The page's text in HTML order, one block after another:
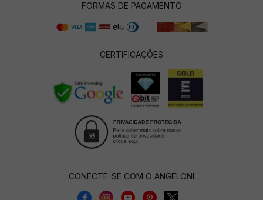
FORMAS DE PAGAMENTO
CERTIFICAÇÕES
CONECTE-SE COM O ANGELONI